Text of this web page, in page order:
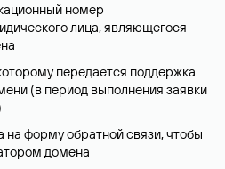
номер
лица, являющегося
передается поддержка
(в период выполнения заявки
форму обратной связи, чтобы
домена